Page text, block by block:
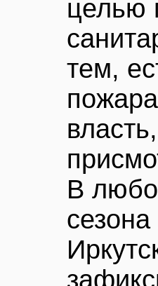
целью
тем,
В